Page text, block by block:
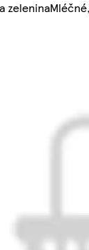
zelenina